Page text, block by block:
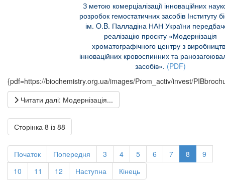
З метою комерціалізації інноваційних
розробок гемостатичних засобів Інституту
ім. O.B. Палладіна НАН України
реалізацію проєкту «Модернізація
хроматографічного центру з
інноваційних кровоспинних та
засобів». (PDF)
{pdf=https://biochemistry.org.ua/images/Prom_activ/invest/
Читати далі: Модернізація...
Сторінка 8 із 88
Початок Попередня 3 4 5 6 7 8
9
10
11 12 Наступна Кінець